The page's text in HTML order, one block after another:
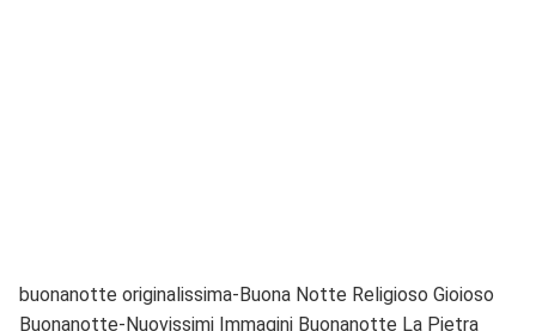
buonanotte originalissima-Buona Notte Religioso Gioioso
Buonanotte-Nuovissimi Immagini Buonanotte La Pietra